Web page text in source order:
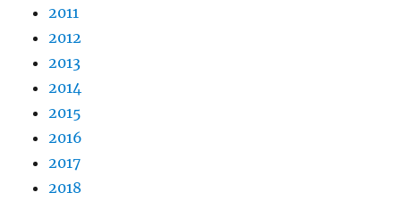
2011
2012
2013
2014
2015
2016
2017
2018